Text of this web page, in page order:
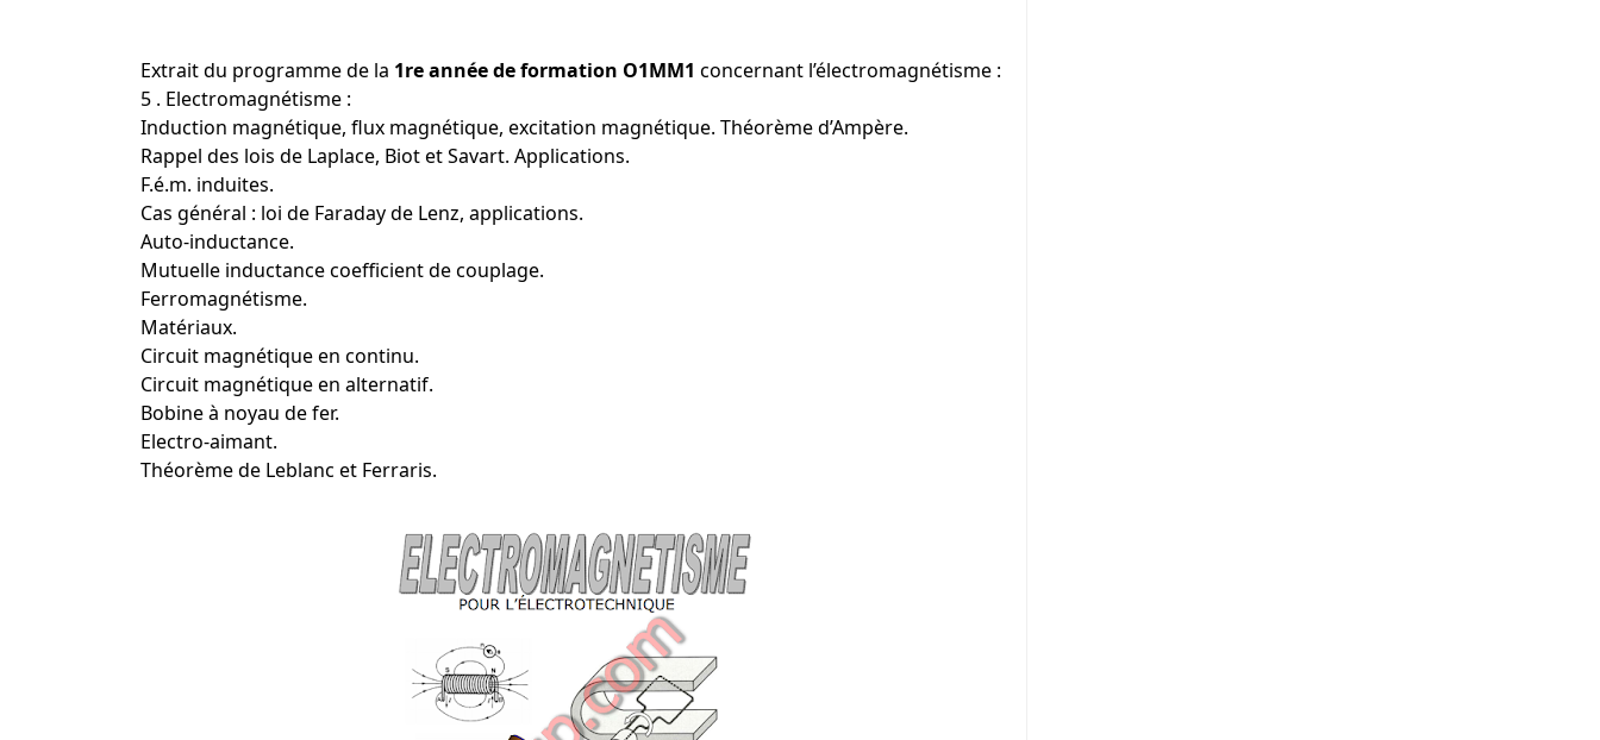
Extrait du programme de la 1re année de formation O1MM1 concernant l’électromagnétisme :
5 . Electromagnétisme :
Induction magnétique, flux magnétique, excitation magnétique. Théorème d’Ampère.
Rappel des lois de Laplace, Biot et Savart. Applications.
F.é.m. induites.
Cas général : loi de Faraday de Lenz, applications.
Auto-inductance.
Mutuelle inductance coefficient de couplage.
Ferromagnétisme.
Matériaux.
Circuit magnétique en continu.
Circuit magnétique en alternatif.
Bobine à noyau de fer.
Electro-aimant.
Théorème de Leblanc et Ferraris.